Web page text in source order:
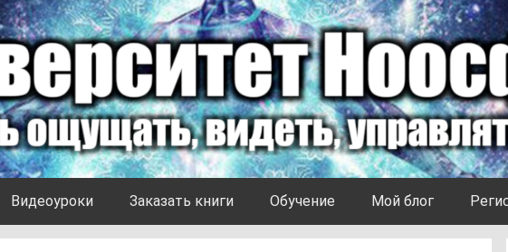
Видеоуроки Заказать книги Обучение Мой блог